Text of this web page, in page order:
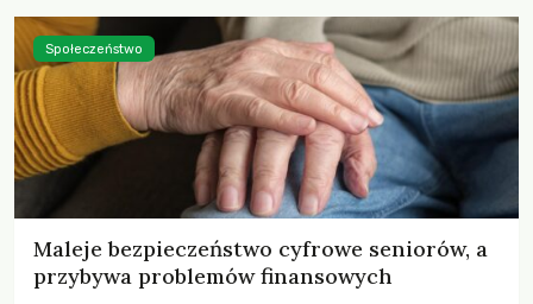
Maleje bezpieczeństwo cyfrowe seniorów, a
przybywa problemów finansowych
Społeczeństwo